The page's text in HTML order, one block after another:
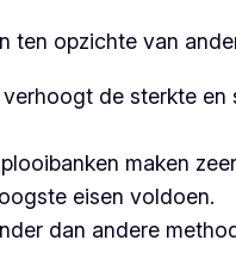
opzichte van
verhoogt de sterkte
maken
eisen voldoen.
dan andere